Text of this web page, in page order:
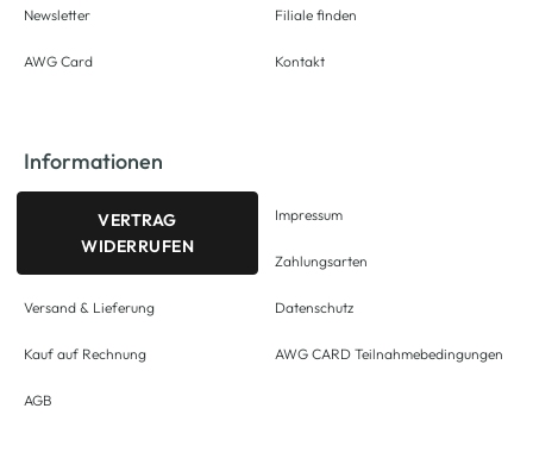
Newsletter
AWG Card
Filiale finden
Kontakt
Informationen
VERTRAG
WIDERRUFEN
Versand & Lieferung
Kauf auf Rechnung
AGB
Impressum
Zahlungsarten
Datenschutz
AWG CARD Teilnahmebedingungen